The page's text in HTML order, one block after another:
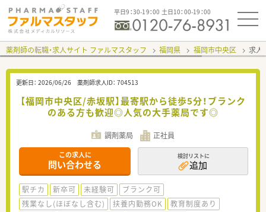
平日9：30-19：00 土日10：00-19：00
薬剤師の転職・求人サイト ファルマスタッフ 福岡県 福岡市中央区 求人
更新日： 2026/06/26 薬剤師求人ID： 704513
【福岡市中央区/赤坂駅】最寄駅から徒歩5分！ブランク
のある方も歓迎◎人気の大手薬局です◎
調剤薬局 正社員
この求人に
問い合わせる
検討リストに
追加
駅チカ 新卒可 未経験可
ブランク可
残業なし(ほぼなし含む)
扶養内勤務OK
教育制度あり